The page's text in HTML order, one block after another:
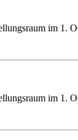
im 1.
im 1.